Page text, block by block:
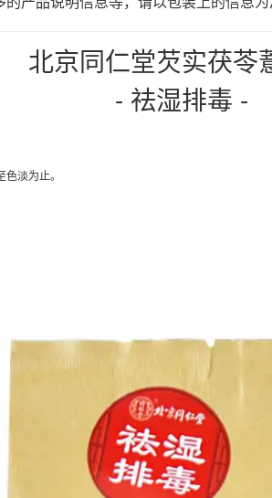
北京同仁堂芡实茯苓
- 祛湿排毒 -
淡为止。